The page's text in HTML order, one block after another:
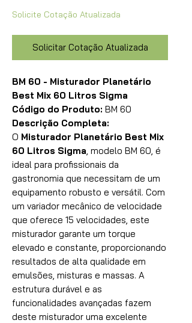
Solicite Cotação Atualizada
Solicitar Cotação Atualizada
BM 60 - Misturador Planetário
Best Mix 60 Litros Sigma
Código do Produto: BM 60
Descrição Completa:
O Misturador Planetário Best Mix
60 Litros Sigma, modelo BM 60, é
ideal para profissionais da
gastronomia que necessitam de um
equipamento robusto e versátil. Com
um variador mecânico de velocidade
que oferece 15 velocidades, este
misturador garante um torque
elevado e constante, proporcionando
resultados de alta qualidade em
emulsões, misturas e massas. A
estrutura durável e as
funcionalidades avançadas fazem
deste misturador uma excelente